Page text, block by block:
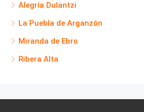
Alegría Dulantzi
La Puebla de Arganzón
Miranda de Ebro
Ribera Alta